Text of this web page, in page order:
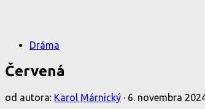
Dráma
Červená
od autora: Karol Márnický · 6. novembra